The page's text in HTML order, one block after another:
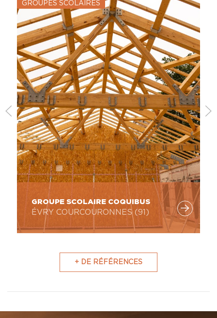
GROUPES SCOLAIRES
GROUPE SCOLAIRE COQUIBUS
ÉVRY COURCOURONNES (91)
+ DE RÉFÉRENCES